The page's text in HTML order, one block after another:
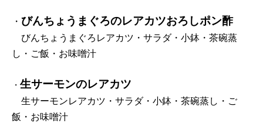
・ びんちょうまぐろのレアカツおろしポン酢
びんちょうまぐろレアカツ ・サラダ・小鉢・茶碗蒸
し・ご飯・お味噌汁
・ 生サーモンのレアカツ
生サーモンレアカツ・サラダ・小鉢・茶碗蒸し・ご
飯・お味噌汁